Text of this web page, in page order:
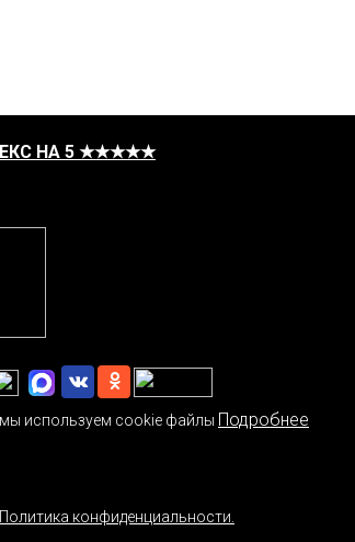
НА 5 ★★★★★
используем cookie файлы Подробнее
Политика конфиденциальности.